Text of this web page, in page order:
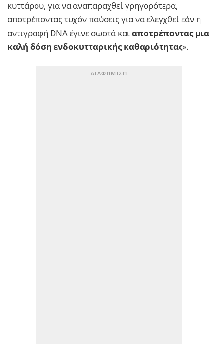
κυττάρου, για να αναπαραχθεί γρηγορότερα,
αποτρέποντας τυχόν παύσεις για να ελεγχθεί εάν η
αντιγραφή DNA έγινε σωστά καιαποτρέποντας μια
καλή δόση ενδοκυτταρικής καθαριότητας».